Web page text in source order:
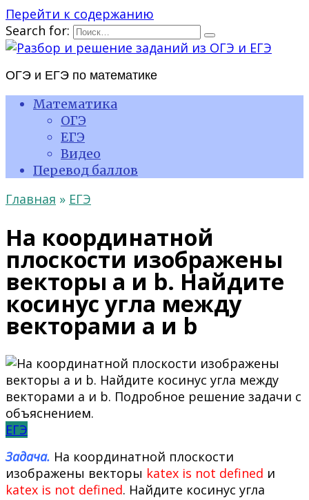
Перейти к содержанию
Search for:
ОГЭ и ЕГЭ по математике
Математика
ОГЭ
ЕГЭ
Видео
Перевод баллов
Главная » ЕГЭ
На координатной
плоскости изображены
векторы а и b. Найдите
косинус угла между
векторами а и b
ЕГЭ
Задача. На координатной плоскости
изображены векторы katex is not defined и
katex is not defined. Найдите косинус угла